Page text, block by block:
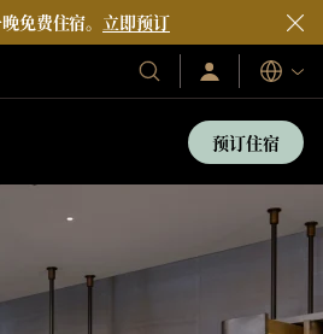
免费住宿。 立即预订
我
们
村
登
录/
即
加
入
语
言
预订住宿